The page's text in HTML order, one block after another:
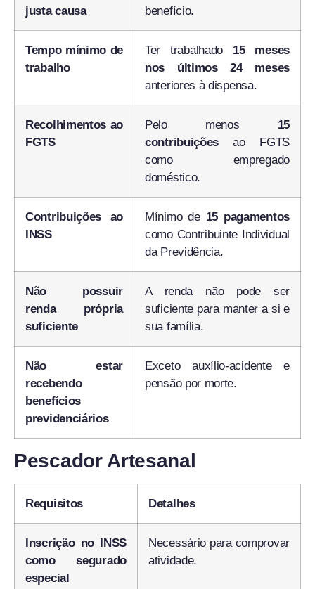
justa causa benefício.
Tempo mínimo de
trabalho
Ter trabalhado 15 meses
nos últimos 24 meses
anteriores à dispensa.
Recolhimentos ao
FGTS
Pelo menos 15
contribuições ao FGTS
como empregado
doméstico.
Contribuições ao
INSS
Mínimo de 15 pagamentos
como Contribuinte Individual
da Previdência.
Não possuir
renda própria
suficiente
A renda não pode ser
suficiente para manter a si e
sua família.
Não estar
recebendo
benefícios
previdenciários
Exceto auxílio-acidente e
pensão por morte.
Pescador Artesanal
Requisitos Detalhes
Inscrição no INSS
como segurado
especial
Necessário para comprovar
atividade.